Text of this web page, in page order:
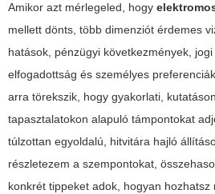
Amikor azt mérlegeled, hogy
mellett dönts, több dimenziót érdemes
hatások, pénzügyi következmények,
elfogadottság és személyes
arra törekszik, hogy gyakorlati,
tapasztalatokon alapuló támpontokat
túlzottan egyoldalú, hitvitára hajló
részletezem a szempontokat,
konkrét tippeket adok, hogyan hozhatsz